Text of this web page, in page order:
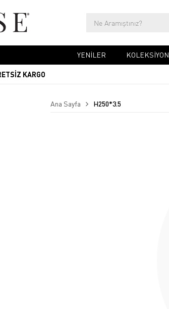
YENİLER KOLEKSİYON
KARGO
Ana Sayfa H250*3.5